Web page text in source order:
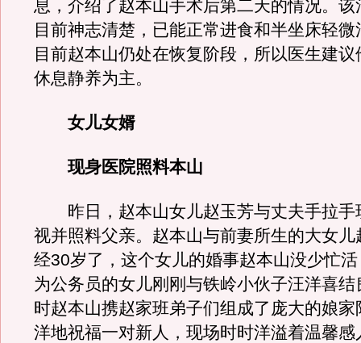
息，介绍了赵本山手术后第二天的情况。该
目前神志清楚，已能正常进食和半坐床轻
目前赵本山仍处在恢复阶段，所以医生建
休息静养为主。
女儿女婿
现身医院照料本山
昨日，赵本山女儿赵玉芳与丈夫手拉手
视并照料父亲。赵本山与前妻所生的大女儿
经30岁了，这个女儿的婚事赵本山没少忙
为公务员的女儿刚刚与铁岭小伙子汪洋喜结
时赵本山携赵家班弟子们组成了庞大的娘家
洋地祝福一对新人，现场时时洋溢着温馨感